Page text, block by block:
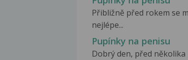
Přibližně před rokem se
nejlépe...
Pupínky na penisu
Dobrý den, před